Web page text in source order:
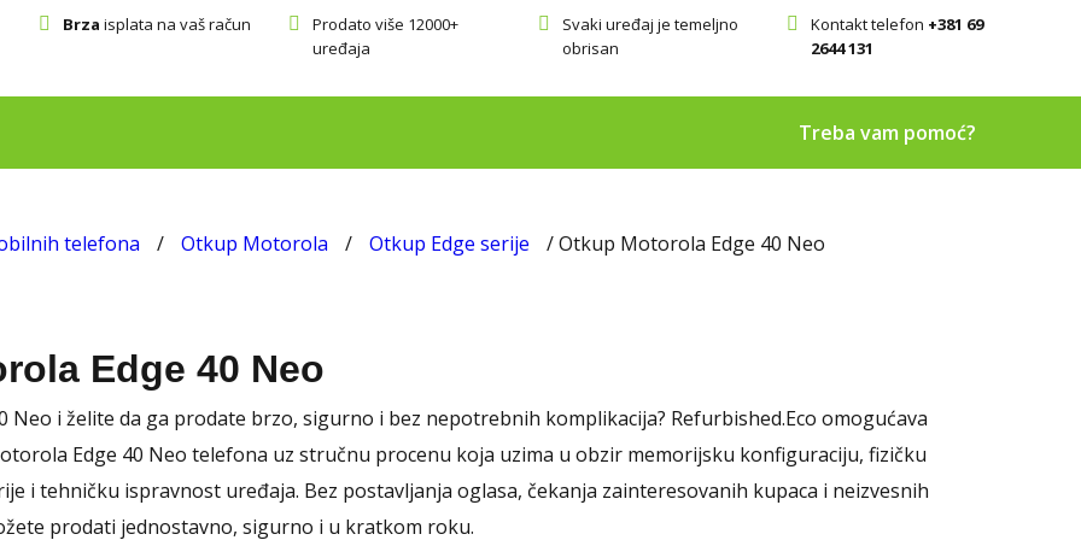
Brza isplata na vaš račun
Prodato više 12000+
uređaja
Svaki uređaj je temeljno
obrisan
Kontakt telefon +381 69
2644 131
Treba vam pomoć?
telefona / Otkup Motorola / Otkup Edge serije / Otkup Motorola Edge 40 Neo
Edge 40 Neo
Neo i želite da ga prodate brzo, sigurno i bez nepotrebnih komplikacija? Refurbished.Eco omogućava
Edge 40 Neo telefona uz stručnu procenu koja uzima u obzir memorijsku konfiguraciju, fizičku
i tehničku ispravnost uređaja. Bez postavljanja oglasa, čekanja zainteresovanih kupaca i neizvesnih
prodati jednostavno, sigurno i u kratkom roku.